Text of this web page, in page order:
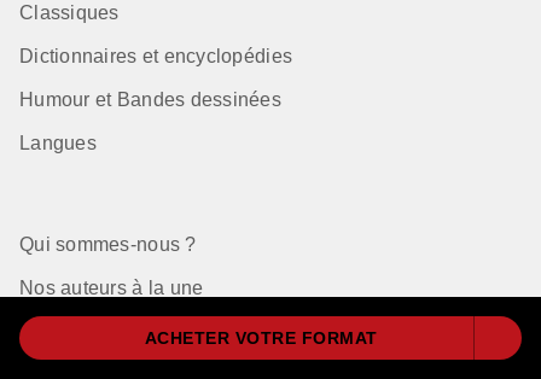
ACHETER VOTRE FORMAT
Classiques
Dictionnaires et encyclopédies
Humour et Bandes dessinées
Langues
Qui sommes-nous ?
Nos auteurs à la une
Règlement Choix des Libraires 2026